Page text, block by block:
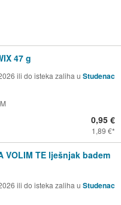
47 g
ili do isteka zaliha u Studenac
0,95 €
1,89 €
VOLIM TE lješnjak badem
ili do isteka zaliha u Studenac